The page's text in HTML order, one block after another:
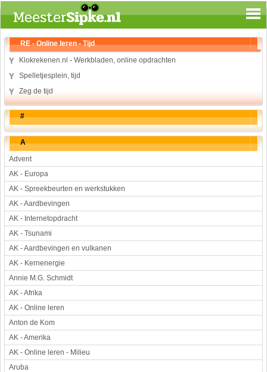
Spelen en leren
Aardrijkskunde
Biologie
Engels
Geloof
Internetopdrachten
Kinder-/Jeugdboeken
Kunst en Cultuur
Muziek
Rekenen
Sport
Taal en lezen
Techniek
Verkeer
Werkstuk en spreekbeurt
Aarde en heelal
Beroep, hobby, sport
Dieren
Geloven en vieren
Hulp aan mensen
RE - Online leren - Tijd
Klokrekenen.nl - Werkbladen, online opdrachten
Spelletjesplein, tijd
Zeg de tijd
#
A
Advent
AK - Europa
AK - Spreekbeurten en werkstukken
AK - Aardbevingen
AK - Internetopdracht
AK - Tsunami
AK - Aardbevingen en vulkanen
AK - Kernenergie
Annie M.G. Schmidt
AK - Afrika
AK - Online leren
Anton de Kom
AK - Amerika
AK - Online leren - Milieu
Aruba